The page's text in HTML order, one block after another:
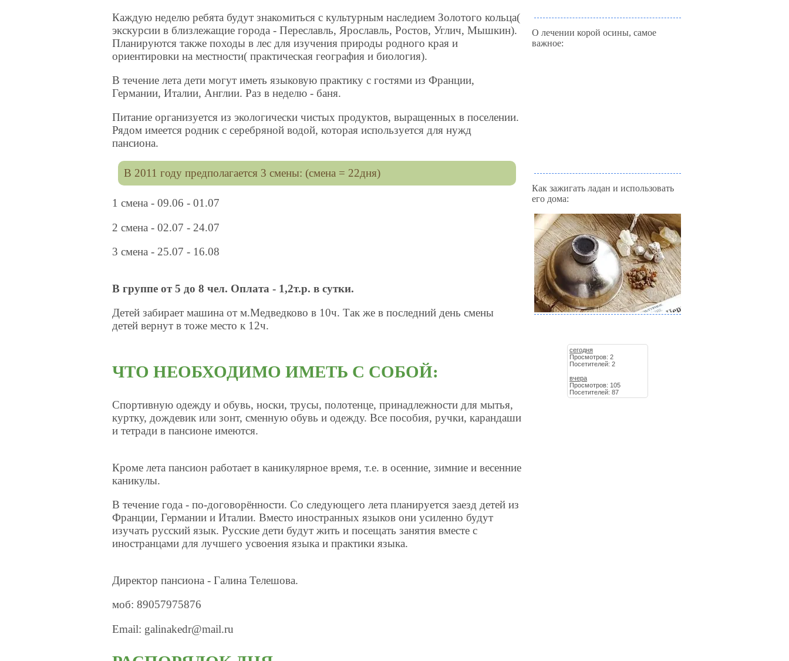
Каждую неделю ребята будут знакомиться с культурным наследием Золотого кольца(
экскурсии в близлежащие города - Переславль, Ярославль, Ростов, Углич, Мышкин).
Планируются также походы в лес для изучения природы родного края и
ориентировки на местности( практическая география и биология).
В течение лета дети могут иметь языковую практику с гостями из Франции,
Германии, Италии, Англии. Раз в неделю - баня.
Питание организуется из экологически чистых продуктов, выращенных в поселении.
Рядом имеется родник с серебряной водой, которая используется для нужд
пансиона.
В 2011 году предполагается 3 смены: (смена = 22дня)
1 смена - 09.06 - 01.07
2 смена - 02.07 - 24.07
3 смена - 25.07 - 16.08
В группе от 5 до 8 чел. Оплата - 1,2т.р. в сутки.
Детей забирает машина от м.Медведково в 10ч. Так же в последний день смены
детей вернут в тоже место к 12ч.
ЧТО НЕОБХОДИМО ИМЕТЬ С СОБОЙ:
Спортивную одежду и обувь, носки, трусы, полотенце, принадлежности для мытья,
куртку, дождевик или зонт, сменную обувь и одежду. Все пособия, ручки, карандаши
и тетради в пансионе имеются.
Кроме лета пансион работает в каникулярное время, т.е. в осенние, зимние и весенние
каникулы.
В течение года - по-договорённости. Со следующего лета планируется заезд детей из
Франции, Германии и Италии. Вместо иностранных языков они усиленно будут
изучать русский язык. Русские дети будут жить и посещать занятия вместе с
иностранцами для лучшего усвоения языка и практики языка.
Директор пансиона - Галина Телешова.
моб: 89057975876
Email: galinakedr@mail.ru
О лечении корой осины, самое
важное:
Как зажигать ладан и использовать
его дома:
сегодня
Просмотров: 2
Посетителей: 2
вчера
Просмотров: 105
Посетителей: 87